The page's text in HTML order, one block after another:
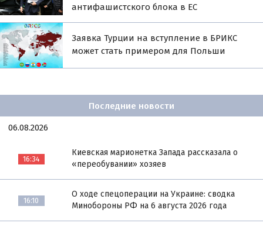
антифашистского блока в ЕС
Заявка Турции на вступление в БРИКС
может стать примером для Польши
Последние новости
06.08.2026
16:34
Киевская марионетка Запада рассказала о
«переобувании» хозяев
16:10
О ходе спецоперации на Украине: сводка
Минобороны РФ на 6 августа 2026 года